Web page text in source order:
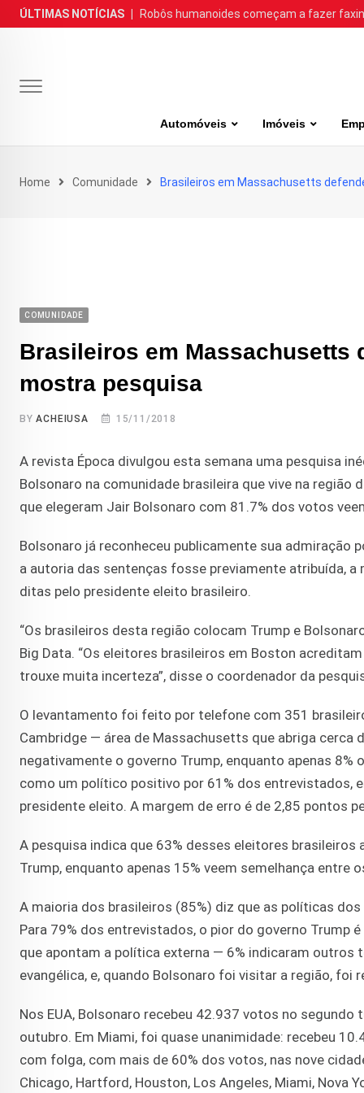
Skip
to
ÚLTIMAS NOTÍCIAS Robôs humanoides começam a fazer
Automóveis Imóveis
Home Comunidade Brasileiros em Massachusetts
COMUNIDADE
Brasileiros em Massachusetts
mostra pesquisa
BYACHEIUSA 15/11/2018
A revista Época divulgou esta semana uma pesquisa
Bolsonaro na comunidade brasileira que vive na
que elegeram Jair Bolsonaro com 81.7% dos votos
Bolsonaro já reconheceu publicamente sua admiração
a autoria das sentenças fosse previamente atribuída,
ditas pelo presidente eleito brasileiro.
“Os brasileiros desta região colocam Trump e
Big Data. “Os eleitores brasileiros em Boston
trouxe muita incerteza”, disse o coordenador da
O levantamento foi feito por telefone com 351
Cambridge — área de Massachusetts que abriga cerca
negativamente o governo Trump, enquanto apenas
como um político positivo por 61% dos entrevistados,
presidente eleito. A margem de erro é de 2,85 pontos
A pesquisa indica que 63% desses eleitores
Trump, enquanto apenas 15% veem semelhança entre
A maioria dos brasileiros (85%) diz que as políticas
Para 79% dos entrevistados, o pior do governo Trump
que apontam a política externa — 6% indicaram outros
evangélica, e, quando Bolsonaro foi visitar a região, foi
Nos EUA, Bolsonaro recebeu 42.937 votos no
outubro. Em Miami, foi quase unanimidade: recebeu
com folga, com mais de 60% dos votos, nas nove
Chicago, Hartford, Houston, Los Angeles, Miami, Nova